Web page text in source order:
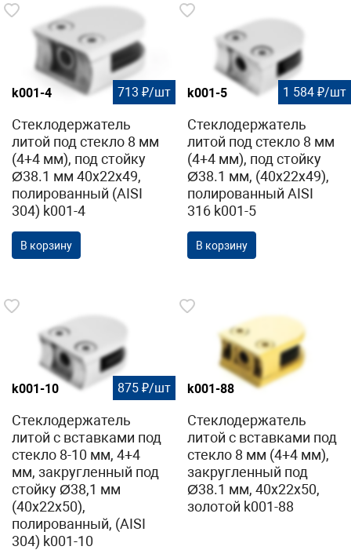
k001-4 713 ₽/шт
Стеклодержатель
литой под стекло 8 мм
(4+4 мм), под стойку
Ø38.1 мм 40х22х49,
полированный (AISI
304) k001-4
В корзину
k001-5 1 584 ₽/шт
Стеклодержатель
литой под стекло 8 мм
(4+4 мм), под стойку
Ø38.1 мм, (40х22х49),
полированный AISI
316 k001-5
В корзину
k001-10 875 ₽/шт
Стеклодержатель
литой с вставками под
стекло 8-10 мм, 4+4
мм, закругленный под
стойку Ø38,1 мм
(40х22х50),
полированный, (AISI
304) k001-10
k001-88
Стеклодержатель
литой с вставками под
стекло 8 мм (4+4 мм),
закругленный под
Ø38.1 мм, 40х22х50,
золотой k001-88